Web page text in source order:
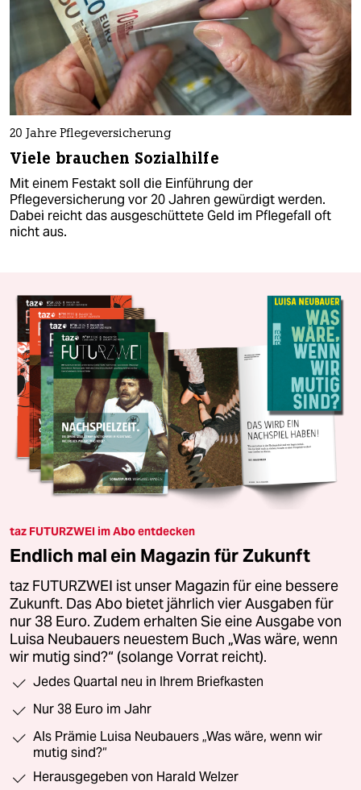
20 Jahre Pflegeversicherung
Viele brauchen Sozialhilfe
Mit einem Festakt soll die Einführung der
Pflegeversicherung vor 20 Jahren gewürdigt werden.
Dabei reicht das ausgeschüttete Geld im Pflegefall oft
nicht aus.
taz FUTURZWEI im Abo entdecken
Endlich mal ein Magazin für Zukunft
taz FUTURZWEI ist unser Magazin für eine bessere
Zukunft. Das Abo bietet jährlich vier Ausgaben für
nur 38 Euro. Zudem erhalten Sie eine Ausgabe von
Luisa Neubauers neuestem Buch „Was wäre, wenn
wir mutig sind?“ (solange Vorrat reicht).
Jedes Quartal neu in Ihrem Briefkasten
Nur 38 Euro im Jahr
Als Prämie Luisa Neubauers „Was wäre, wenn wir
mutig sind?“
Herausgegeben von Harald Welzer